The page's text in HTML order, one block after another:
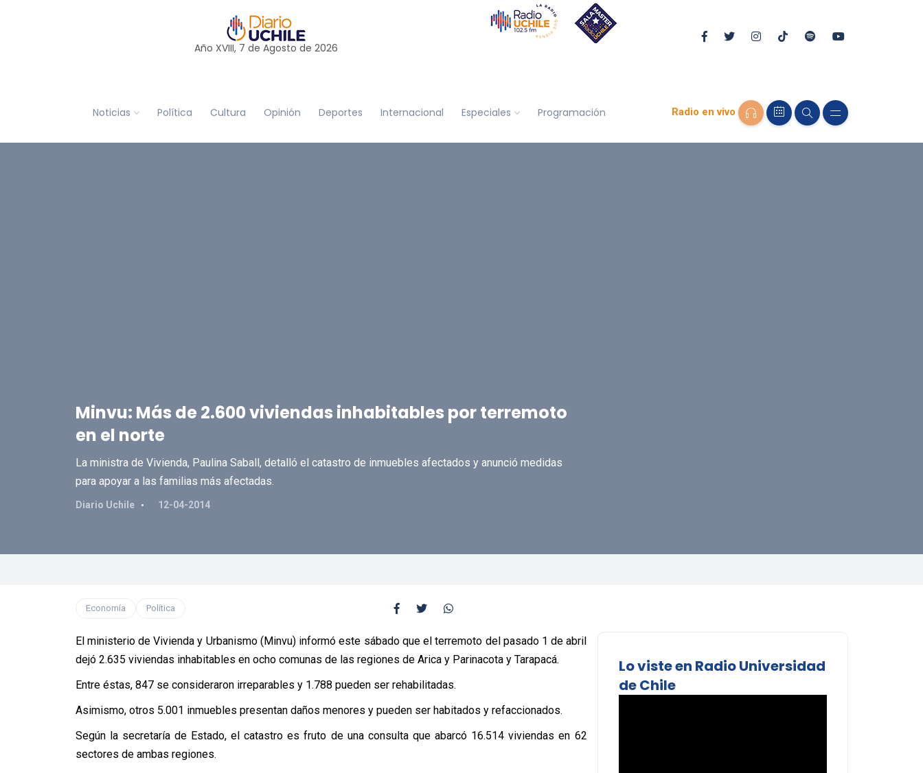
Año XVIII, 7 de Agosto de 2026
Noticias Política Cultura Opinión Deportes Internacional Especiales Programación Radio en vivo
Minvu: Más de 2.600 viviendas inhabitables por terremoto
en el norte
La ministra de Vivienda, Paulina Saball, detalló el catastro de inmuebles afectados y anunció medidas
para apoyar a las familias más afectadas.
Diario Uchile 12-04-2014
Economía Política
El ministerio de Vivienda y Urbanismo (Minvu) informó este sábado que el terremoto del pasado 1 de abril
dejó 2.635 viviendas inhabitables en ocho comunas de las regiones de Arica y Parinacota y Tarapacá.
Entre éstas, 847 se consideraron irreparables y 1.788 pueden ser rehabilitadas.
Asimismo, otros 5.001 inmuebles presentan daños menores y pueden ser habitados y refaccionados.
Según la secretaría de Estado, el catastro es fruto de una consulta que abarcó 16.514 viviendas en 62
sectores de ambas regiones.
Lo viste en Radio Universidad
de Chile